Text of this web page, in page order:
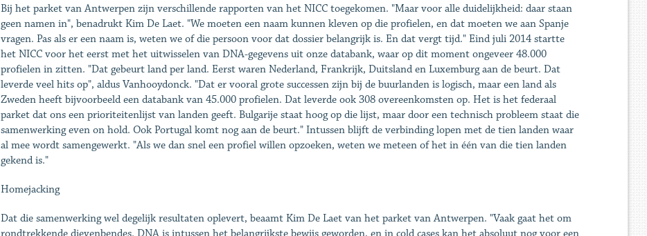
Bij het parket van Antwerpen zijn verschillende rapporten van het NICC toegekomen. "Maar voor alle duidelijkheid: daar staan
geen namen in", benadrukt Kim De Laet. "We moeten een naam kunnen kleven op die profielen, en dat moeten we aan Spanje
vragen. Pas als er een naam is, weten we of die persoon voor dat dossier belangrijk is. En dat vergt tijd." Eind juli 2014 startte
het NICC voor het eerst met het uitwisselen van DNA-gegevens uit onze databank, waar op dit moment ongeveer 48.000
profielen in zitten. "Dat gebeurt land per land. Eerst waren Nederland, Frankrijk, Duitsland en Luxemburg aan de beurt. Dat
leverde veel hits op", aldus Vanhooydonck. "Dat er vooral grote successen zijn bij de buurlanden is logisch, maar een land als
Zweden heeft bijvoorbeeld een databank van 45.000 profielen. Dat leverde ook 308 overeenkomsten op. Het is het federaal
parket dat ons een prioriteitenlijst van landen geeft. Bulgarije staat hoog op die lijst, maar door een technisch probleem staat die
samenwerking even on hold. Ook Portugal komt nog aan de beurt." Intussen blijft de verbinding lopen met de tien landen waar
al mee wordt samengewerkt. "Als we dan snel een profiel willen opzoeken, weten we meteen of het in één van die tien landen
gekend is."
Homejacking
Dat die samenwerking wel degelijk resultaten oplevert, beaamt Kim De Laet van het parket van Antwerpen. "Vaak gaat het om